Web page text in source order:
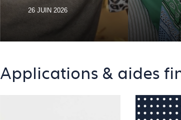
26 JUIN 2026
Applications & aides